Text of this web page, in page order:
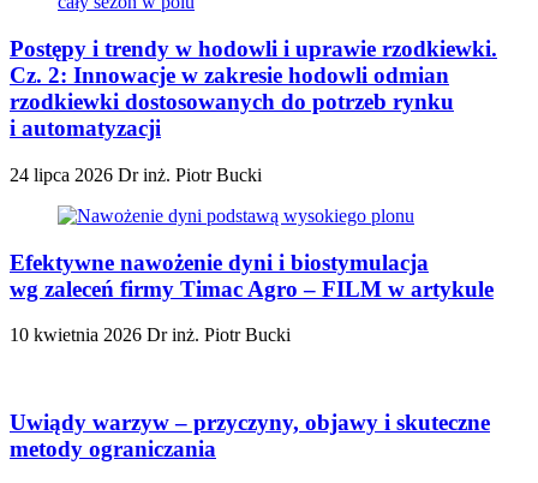
Postępy i trendy w hodowli i uprawie rzodkiewki.
Cz. 2: Innowacje w zakresie hodowli odmian
rzodkiewki dostosowanych do potrzeb rynku
i automatyzacji
24 lipca 2026 Dr inż. Piotr Bucki
Efektywne nawożenie dyni i biostymulacja
wg zaleceń firmy Timac Agro – FILM w artykule
10 kwietnia 2026 Dr inż. Piotr Bucki
Uwiądy warzyw – przyczyny, objawy i skuteczne
metody ograniczania